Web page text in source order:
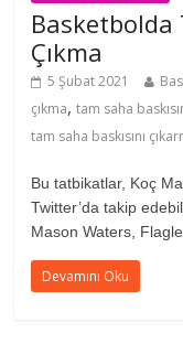
Basketbolda
Çıkma
5 Şubat 2021
çıkma,tam saha
tam saha baskısını
Bu tatbikatlar, Koç
Twitter’da takip
Mason Waters,
Devamını Oku